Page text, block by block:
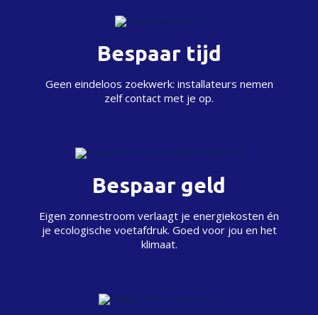
Bespaar tijd
Geen eindeloos zoekwerk: installateurs nemen
zelf contact met je op.
Bespaar geld
Eigen zonnestroom verlaagt je energiekosten én
je ecologische voetafdruk. Goed voor jou en het
klimaat.